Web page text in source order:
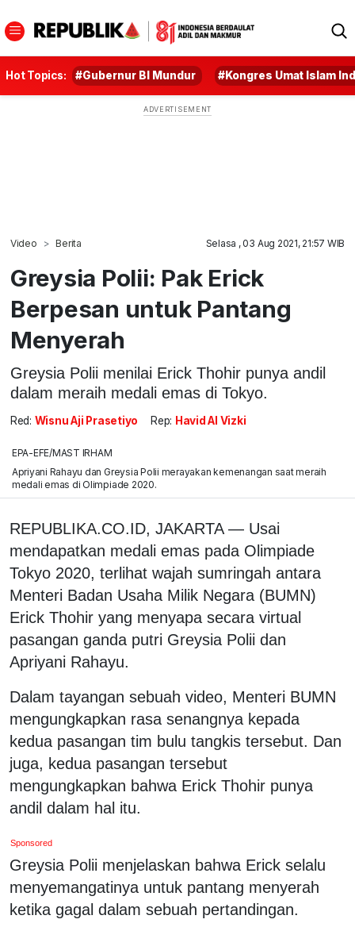
Hot Topics: #Gubernur BI Mundur #Kongres Umat Islam
Video Berita Selasa , 03 Aug 2021, 21:57 WIB
Greysia Polii: Pak Erick
Berpesan untuk Pantang
Menyerah
Greysia Polii menilai Erick Thohir punya andil
dalam meraih medali emas di Tokyo.
Red: Wisnu Aji Prasetiyo Rep: Havid Al Vizki
EPA-EFE/MAST IRHAM
Apriyani Rahayu dan Greysia Polii merayakan kemenangan saat meraih
medali emas di Olimpiade 2020.
REPUBLIKA.CO.ID, JAKARTA — Usai
mendapatkan medali emas pada Olimpiade
Tokyo 2020, terlihat wajah sumringah antara
Menteri Badan Usaha Milik Negara (BUMN)
Erick Thohir yang menyapa secara virtual
pasangan ganda putri Greysia Polii dan
Apriyani Rahayu.
Dalam tayangan sebuah video, Menteri BUMN
mengungkapkan rasa senangnya kepada
kedua pasangan tim bulu tangkis tersebut. Dan
juga, kedua pasangan tersebut
mengungkapkan bahwa Erick Thohir punya
andil dalam hal itu.
Sponsored
Greysia Polii menjelaskan bahwa Erick selalu
menyemangatinya untuk pantang menyerah
ketika gagal dalam sebuah pertandingan.